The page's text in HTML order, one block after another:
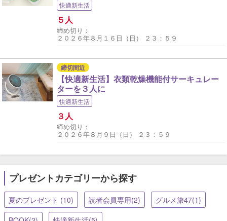
快適新生活
５人
締め切り：
２０２６年８月１６日（日） ２３：５９
締切間近
【快適新生活】衣類乾燥機能付サーキュレー
ターを３人に
快適新生活
３人
締め切り：
２０２６年８月９日（日） ２３：５９
プレゼントカテゴリーから探す
夏のプレゼント (10) 読者会員専用(2)
グルメ旅47(1)